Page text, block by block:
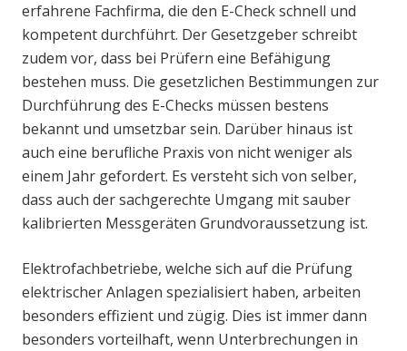
erfahrene Fachfirma, die den E-Check schnell und
kompetent durchführt. Der Gesetzgeber schreibt
zudem vor, dass bei Prüfern eine Befähigung
bestehen muss. Die gesetzlichen Bestimmungen zur
Durchführung des E-Checks müssen bestens
bekannt und umsetzbar sein. Darüber hinaus ist
auch eine berufliche Praxis von nicht weniger als
einem Jahr gefordert. Es versteht sich von selber,
dass auch der sachgerechte Umgang mit sauber
kalibrierten Messgeräten Grundvoraussetzung ist.
Elektrofachbetriebe, welche sich auf die Prüfung
elektrischer Anlagen spezialisiert haben, arbeiten
besonders effizient und zügig. Dies ist immer dann
besonders vorteilhaft, wenn Unterbrechungen in